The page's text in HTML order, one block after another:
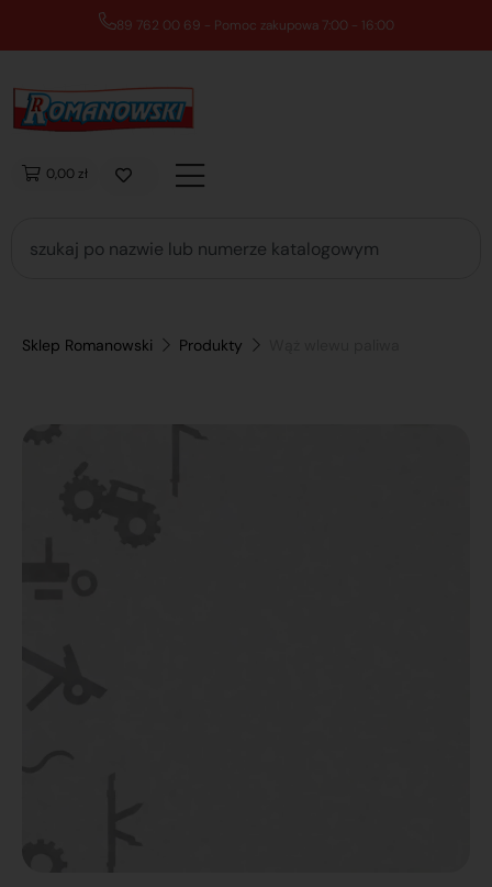
89 762 00 69 - Pomoc zakupowa 7:00 - 16:00
0,00 zł
Sklep Romanowski Produkty